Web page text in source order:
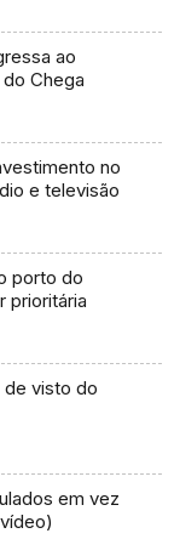
ao
Chega
no
e televisão
porto do
prioritária
de visto do
em vez